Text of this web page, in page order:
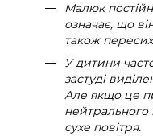
Малюк
означає, що
також
У дитини
застуді
Але якщо це
нейтрального
сухе повітря.